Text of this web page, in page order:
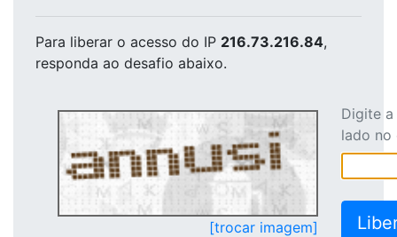
Para liberar o acesso do IP 216.73.216.84,
responda ao desafio abaixo.
[trocar imagem]
Digite
lado no